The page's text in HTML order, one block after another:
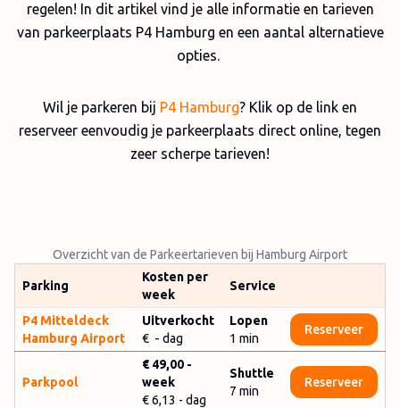
regelen! In dit artikel vind je alle informatie en tarieven
van parkeerplaats P4 Hamburg en een aantal alternatieve
opties.
Wil je parkeren bij P4 Hamburg? Klik op de link en
reserveer eenvoudig je parkeerplaats direct online, tegen
zeer scherpe tarieven!
Overzicht van de Parkeertarieven bij Hamburg Airport
Parking
Kosten per
week
Service
P4 Mitteldeck
Hamburg Airport
Uitverkocht
€ - dag
Lopen
1 min
Reserveer
Parkpool
€ 49,00 -
week
€ 6,13 - dag
Shuttle
7 min
Reserveer